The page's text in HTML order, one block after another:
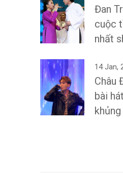
Đan
cuộc
nhất
14 Jan,
Châu
bài
khủng